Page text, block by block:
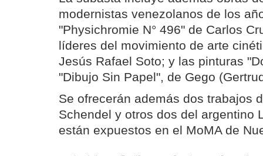
modernistas venezolanos de los
"Physichromie N° 496" de Carlos
líderes del movimiento de arte
Jesús Rafael Soto; y las pinturas
"Dibujo Sin Papel", de Gego
Se ofrecerán además dos trabajos
Schendel y otros dos del argentino
están expuestos en el MoMA de